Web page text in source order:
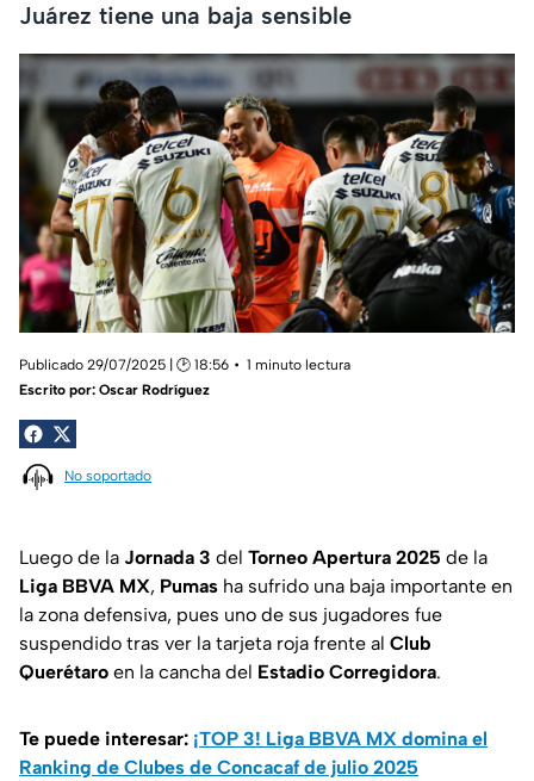
Juárez tiene una baja sensible
Publicado 29/07/2025 | 🕑 18:56
1 minuto lectura
Escrito por: Oscar Rodríguez
No soportado
Luego de la Jornada 3 del Torneo Apertura 2025 de la
Liga BBVA MX, Pumas ha sufrido una baja importante en
la zona defensiva, pues uno de sus jugadores fue
suspendido tras ver la tarjeta roja frente al Club
Querétaro en la cancha del Estadio Corregidora.
Te puede interesar: ¡TOP 3! Liga BBVA MX domina el
Ranking de Clubes de Concacaf de julio 2025